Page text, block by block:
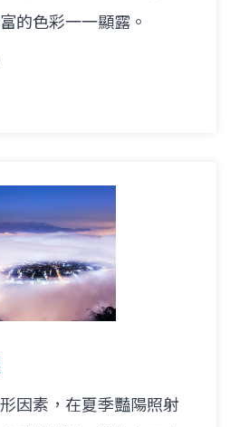
的色彩一一顯露。
因素，在夏季豔陽照射